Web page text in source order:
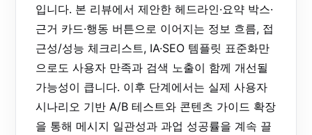
입니다. 본 리뷰에서 제안한 헤드라인·요약 박스·
근거 카드·행동 버튼으로 이어지는 정보 흐름, 접
근성/성능 체크리스트, IA·SEO 템플릿 표준화만
으로도 사용자 만족과 검색 노출이 함께 개선될
가능성이 큽니다. 이후 단계에서는 실제 사용자
시나리오 기반 A/B 테스트와 콘텐츠 가이드 확장
을 통해 메시지 일관성과 과업 성공률을 계속 끌